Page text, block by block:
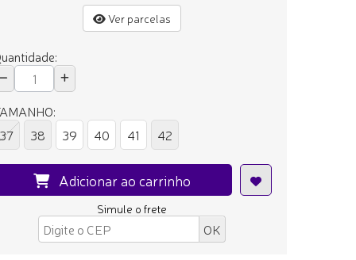
Ver parcelas
37
38 39 40 41 42
Adicionar ao carrinho
Simule o frete